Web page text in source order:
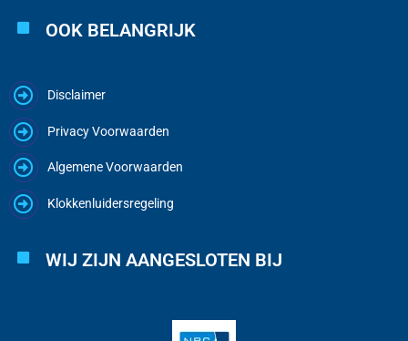
OOK BELANGRIJK
Disclaimer
Privacy Voorwaarden
Algemene Voorwaarden
Klokkenluidersregeling
WIJ ZIJN AANGESLOTEN BIJ